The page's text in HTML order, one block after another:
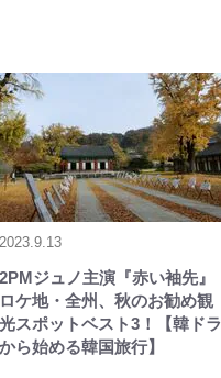
2023.9.13
2PMジュノ主演『赤い袖先』
ロケ地・全州、秋のお勧め観
光スポットベスト3！【韓ドラ
から始める韓国旅行】